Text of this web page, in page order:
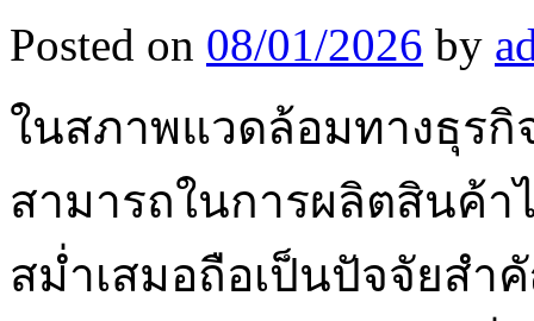
Posted on 08/01/2026 by
ในสภาพแวดล้อมทางธุร
สามารถในการผลิตสินค้
สม่ำเสมอถือเป็นปัจจัยสำ